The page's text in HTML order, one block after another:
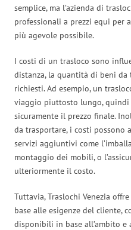
semplice, ma l’azienda di
professionali a prezzi equi per
più agevole possibile.
I costi di un trasloco sono
distanza, la quantità di beni
richiesti. Ad esempio, un
viaggio piuttosto lungo,
sicuramente il prezzo finale.
da trasportare, i costi possono
servizi aggiuntivi come
montaggio dei mobili, o
ulteriormente il costo.
Tuttavia, Traslochi Venezia
base alle esigenze del cliente,
disponibili in base all’ambito e